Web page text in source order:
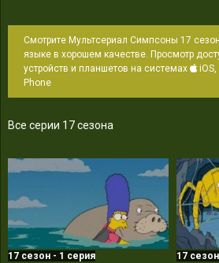
Смотрите Мультсериал Симпсоны 17
языке в хорошем качестве. Просмотр
устройств и планшетов на системах
iOS,
Phone
Все серии 17 сезона
17 сезон - 1 серия
17